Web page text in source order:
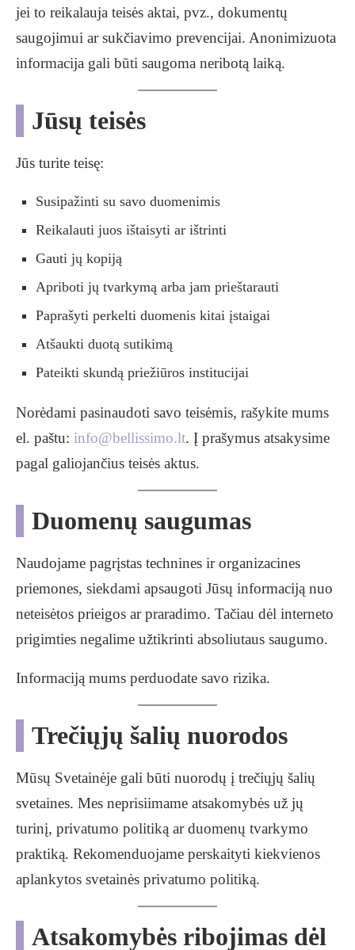
jei to reikalauja teisės aktai, pvz., dokumentų
saugojimui ar sukčiavimo prevencijai. Anonimizuota
informacija gali būti saugoma neribotą laiką.
Jūsų teisės
Jūs turite teisę:
Susipažinti su savo duomenimis
Reikalauti juos ištaisyti ar ištrinti
Gauti jų kopiją
Apriboti jų tvarkymą arba jam prieštarauti
Paprašyti perkelti duomenis kitai įstaigai
Atšaukti duotą sutikimą
Pateikti skundą priežiūros institucijai
Norėdami pasinaudoti savo teisėmis, rašykite mums
el. paštu: info@bellissimo.lt. Į prašymus atsakysime
pagal galiojančius teisės aktus.
Duomenų saugumas
Naudojame pagrįstas technines ir organizacines
priemones, siekdami apsaugoti Jūsų informaciją nuo
neteisėtos prieigos ar praradimo. Tačiau dėl interneto
prigimties negalime užtikrinti absoliutaus saugumo.
Informaciją mums perduodate savo rizika.
Trečiųjų šalių nuorodos
Mūsų Svetainėje gali būti nuorodų į trečiųjų šalių
svetaines. Mes neprisiimame atsakomybės už jų
turinį, privatumo politiką ar duomenų tvarkymo
praktiką. Rekomenduojame perskaityti kiekvienos
aplankytos svetainės privatumo politiką.
Atsakomybės ribojimas dėl